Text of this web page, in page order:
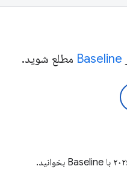
Baseline مطلع شوید.